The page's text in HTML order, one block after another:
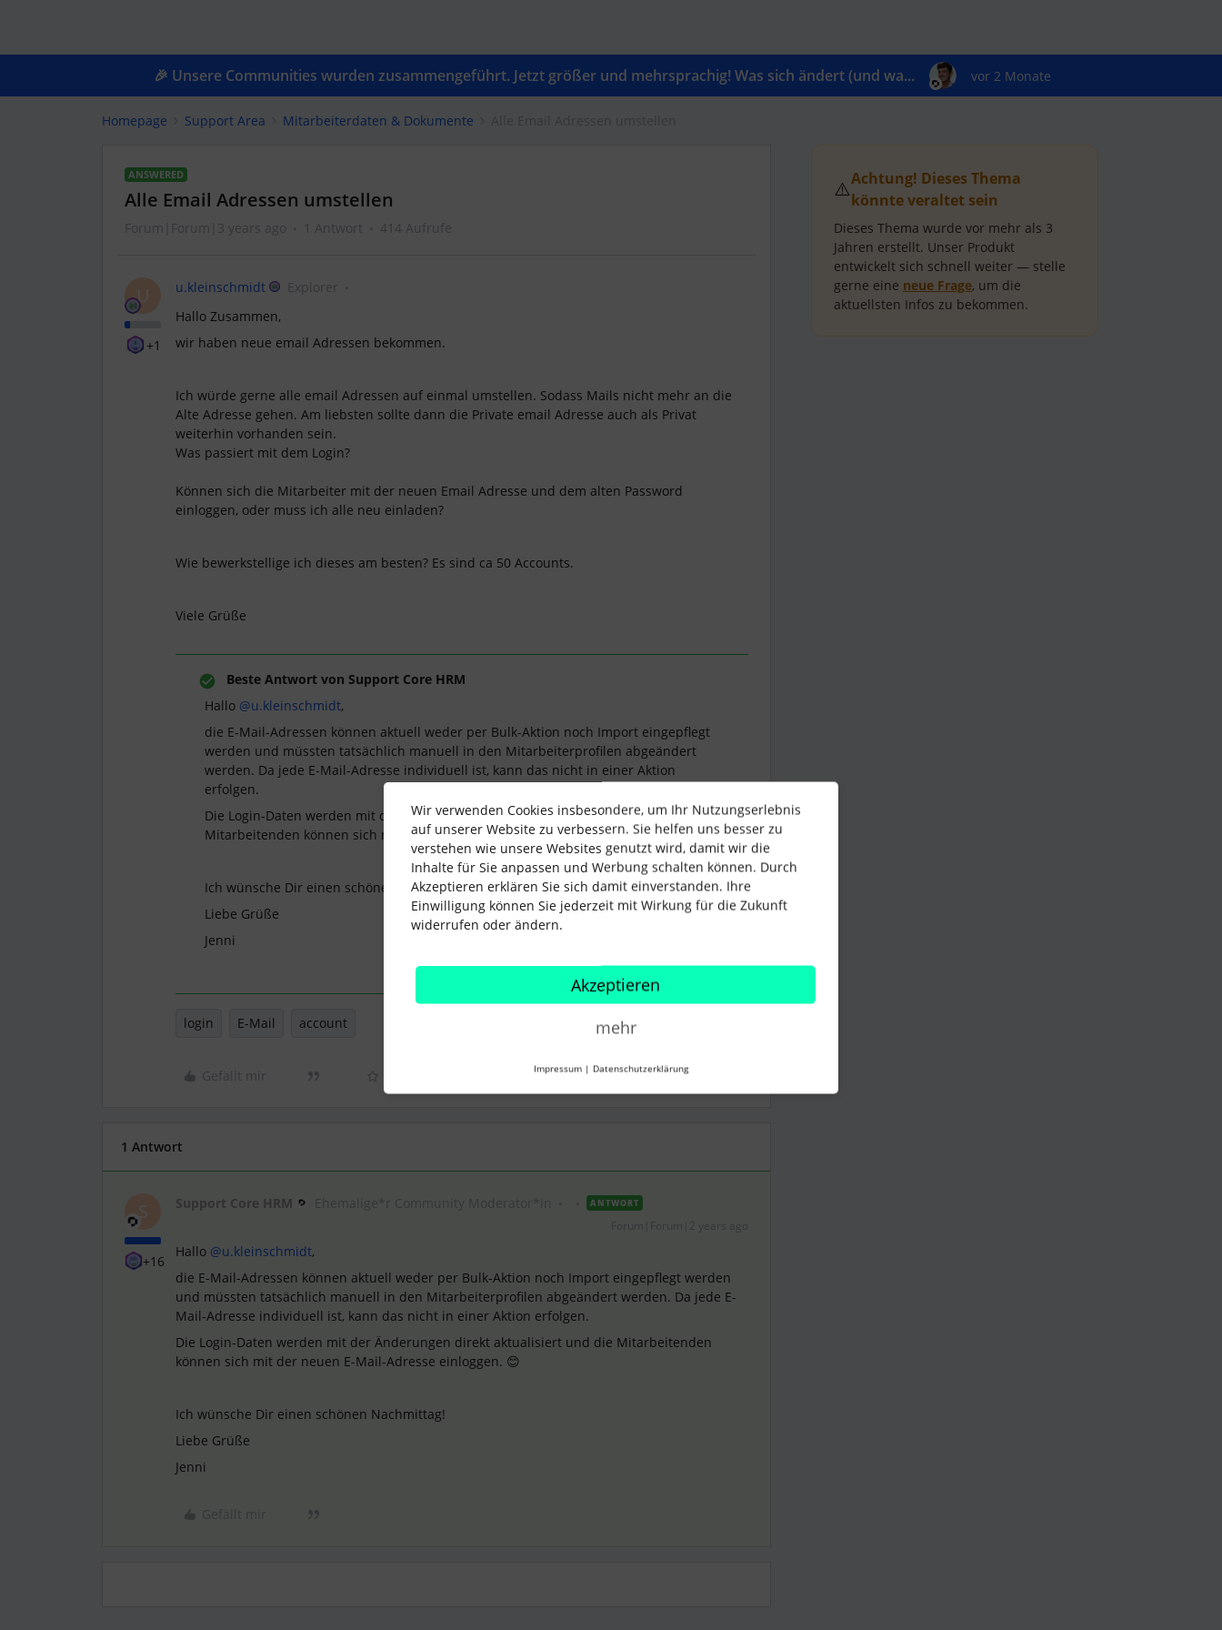
🎉 Unsere Communities wurden zusammengeführt. Jetzt größer und mehrsprachig! Was sich ändert (und wa... vor 2 Monate
Homepage Support Area Mitarbeiterdaten & Dokumente
ANSWERED
Alle Email Adressen umstellen
Forum|Forum|3 years ago 1 Antwort 414 Aufrufe
U
+1
u.kleinschmidt
Explorer
Hallo Zusammen,
wir haben neue email Adressen bekommen.
Ich würde gerne alle email Adressen auf einmal umstellen. Sodass Mails nicht mehr an die
Alte Adresse gehen. Am liebsten sollte dann die Private email Adresse auch als Privat
weiterhin vorhanden sein.
Was passiert mit dem Login?
Können sich die Mitarbeiter mit der neuen Email Adresse und dem alten Password
einloggen, oder muss ich alle neu einladen?
Wie bewerkstellige ich dieses am besten? Es sind ca 50 Accounts.
Viele Grüße
Beste Antwort von Support Core HRM
Hallo @u.kleinschmidt,
die E-Mail-Adressen können aktuell weder per Bulk-Aktion noch Import eingepflegt
werden und müssten tatsächlich manuell in den Mitarbeiterprofilen abgeändert
werden. Da jede E-Mail-Adresse individuell ist, kann das nicht in einer Aktion
erfolgen.
Die Login-Daten werden mit der Änderungen direkt aktualisiert und die
Mitarbeitenden können sich mit der neuen E-Mail-Adresse einloggen. 😊
Ich wünsche Dir einen schönen Nachmittag!
Liebe Grüße
Jenni
login E-Mail account
Gefällt mir
1 Antwort
S
+16
Support Core HRM ANTWORT
Hallo @u.kleinschmidt,
die E-Mail-Adressen können aktuell weder per Bulk-Aktion noch Import eingepflegt werden
und müssten tatsächlich manuell in den Mitarbeiterprofilen abgeändert werden. Da jede E-
Mail-Adresse individuell ist, kann das nicht in einer Aktion erfolgen.
Die Login-Daten werden mit der Änderungen direkt aktualisiert und die Mitarbeitenden
können sich mit der neuen E-Mail-Adresse einloggen. 😊
Ich wünsche Dir einen schönen Nachmittag!
Liebe Grüße
Jenni
⚠️Achtung! Dieses Thema
könnte veraltet sein
Dieses Thema wurde vor mehr als 3
Jahren erstellt. Unser Produkt
entwickelt sich schnell weiter — stelle
gerne eine neue Frage, um die
aktuellsten Infos zu bekommen.
Wir verwenden Cookies insbesondere, um Ihr Nutzungserlebnis
auf unserer Website zu verbessern. Sie helfen uns besser zu
verstehen wie unsere Websites genutzt wird, damit wir die
Inhalte für Sie anpassen und Werbung schalten können. Durch
Akzeptieren erklären Sie sich damit einverstanden. Ihre
Einwilligung können Sie jederzeit mit Wirkung für die Zukunft
widerrufen oder ändern.
Akzeptieren
mehr
Impressum | Datenschutzerklärung